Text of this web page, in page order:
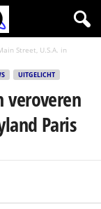
Street, U.S.A. in
UITGELICHT
veroveren
Paris